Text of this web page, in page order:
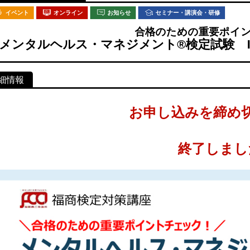
イベント オンライン お知らせ セミナー・講演会・研修
合格のための重要ポイ
メンタルヘルス・マネジメント®検定試験
お申し込みを締め
終了しまし